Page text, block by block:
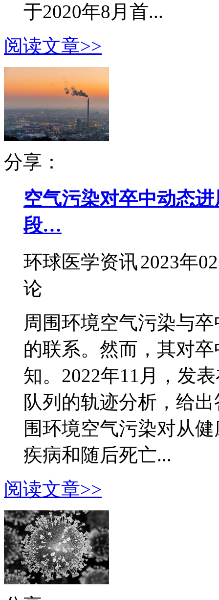
于2020年8月首...
阅读文章>>
分享：
空气污染对卒中动态
段…
环球医学资讯2023年
论
周围环境空气污染与
的联系。然而，其对
知。2022年11月，发
队列的轨迹分析，给
围环境空气污染对从
疾病和随后死亡...
阅读文章>>